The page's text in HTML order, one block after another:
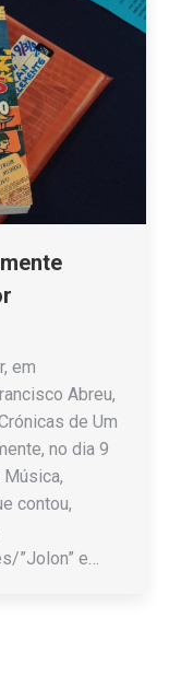
em
Abreu,
de Um
no dia 9
contou,
”Jolon” e…